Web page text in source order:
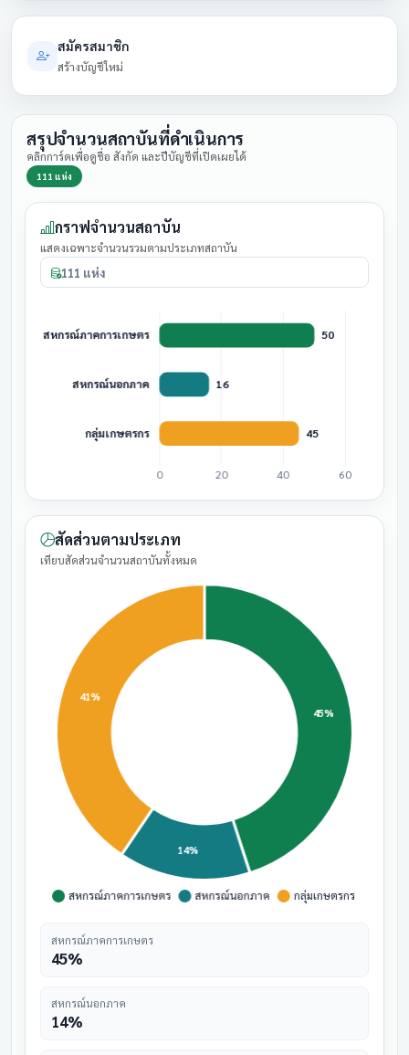
สมัครสมาชิก
สร้างบัญชีใหม่
สรุปจำนวนสถาบันที่ดำเนินการ
คลิกการ์ดเพื่อดูชื่อ สังกัด และปีบัญชีที่เปิดเผยได้
111 แห่ง
กราฟจำนวนสถาบัน
แสดงเฉพาะจำนวนรวมตามประเภทสถาบัน
111 แห่ง
สัดส่วนตามประเภท
เทียบสัดส่วนจำนวนสถาบันทั้งหมด
สหกรณ์ภาคการเกษตร
45%
สหกรณ์นอกภาค
14%